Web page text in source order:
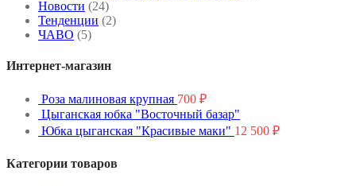
Новости (24)
Тенденции (2)
ЧАВО (5)
Интернет-магазин
Роза малиновая крупная 700 ₽
Цыганская юбка "Восточный базар"
Юбка цыганская "Красивые маки" 12 500 ₽
Категории товаров